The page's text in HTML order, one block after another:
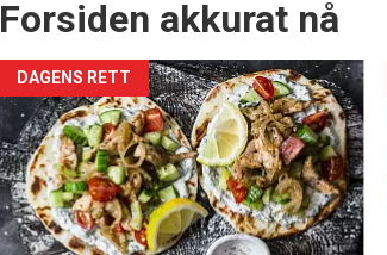
Forsiden akkurat nå
DAGENS RETT